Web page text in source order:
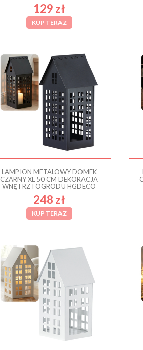
129 zł
KUP TERAZ
LAMPION METALOWY DOMEK
CZARNY XL 50 CM DEKORACJA
WNĘTRZ I OGRODU HGDECO
248 zł
KUP TERAZ